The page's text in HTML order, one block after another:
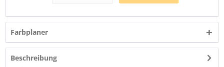
Farbplaner
Beschreibung